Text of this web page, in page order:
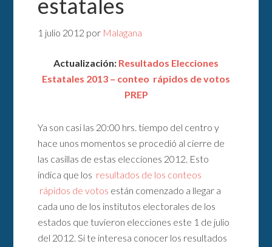
estatales
1 julio 2012 por Malagana
Actualización: Resultados Elecciones
Estatales 2013 – conteo rápidos de votos
PREP
Ya son casi las 20:00 hrs. tiempo del centro y
hace unos momentos se procedió al cierre de
las casillas de estas elecciones 2012. Esto
indica que los resultados de los conteos
rápidos de votos están comenzado a llegar a
cada uno de los institutos electorales de los
estados que tuvieron elecciones este 1 de julio
del 2012. Si te interesa conocer los resultados